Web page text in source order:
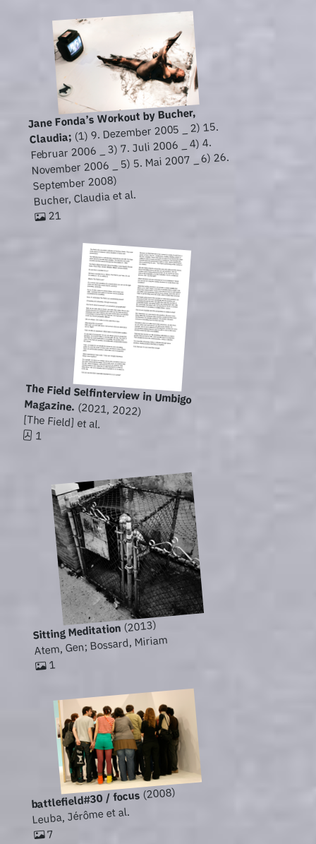
Jane Fonda’s Workout by Bucher,
Claudia;(1) 9. Dezember 2005 _ 2) 15.
Februar 2006 _ 3) 7. Juli 2006 _ 4) 4.
November 2006 _ 5) 5. Mai 2007 _ 6) 26.
September 2008)
Bucher, Claudia et al.
21
The Field Selfinterview in Umbigo
Magazine. (2021, 2022)
[The Field] et al.
1
Sitting Meditation(2013)
Atem, Gen; Bossard, Miriam
1
battlefield#30 / focus(2008)
Leuba, Jérôme et al.
7